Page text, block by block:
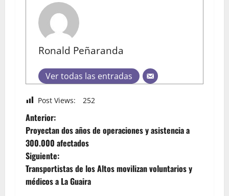
Ronald Peñaranda
Ver todas las entradas
Post Views: 252
Anterior:
Proyectan dos años de operaciones y asistencia a
300.000 afectados
Siguiente:
Transportistas de los Altos movilizan voluntarios y
médicos a La Guaira